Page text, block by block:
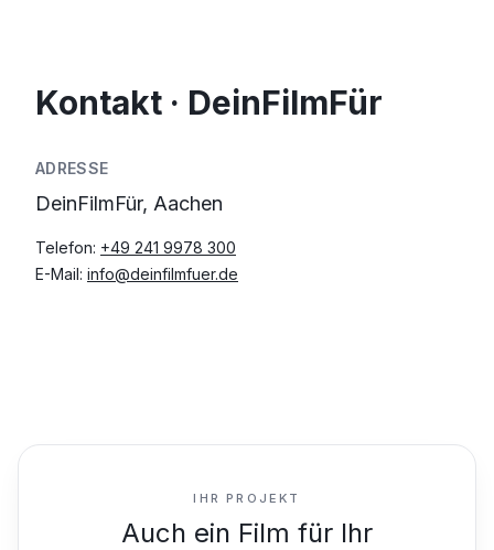
Kontakt · DeinFilmFür
ADRESSE
DeinFilmFür, Aachen
Telefon: +49 241 9978 300
E-Mail: info@deinfilmfuer.de
IHR PROJEKT
Auch ein Film für Ihr